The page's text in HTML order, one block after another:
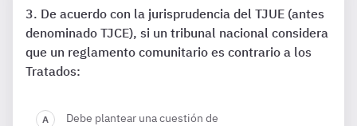
De acuerdo con la jurisprudencia del TJUE (antes
denominado TJCE), si un tribunal nacional considera
que un reglamento comunitario es contrario a los
Tratados:
Debe plantear una cuestión de